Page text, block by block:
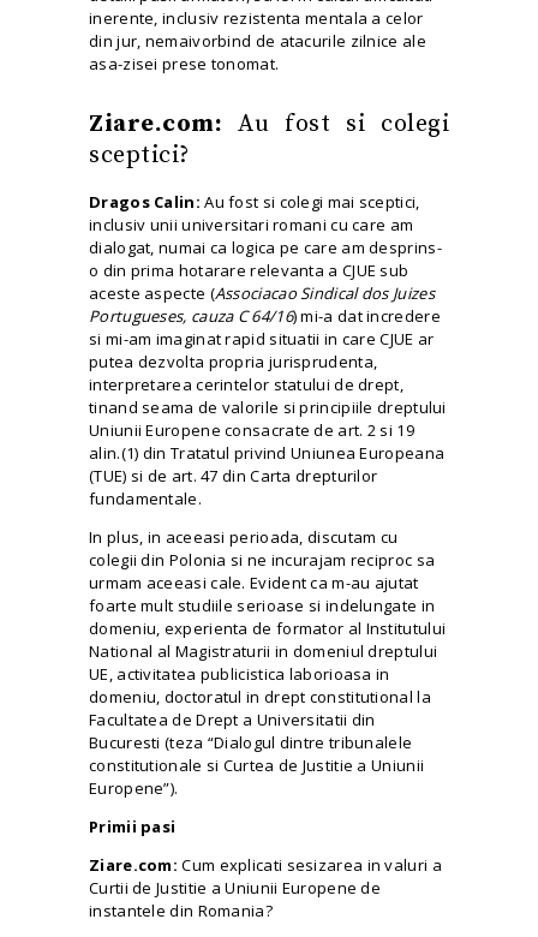
inerente, inclusiv rezistenta mentala a celor
din jur, nemaivorbind de atacurile zilnice ale
asa-zisei prese tonomat.
Ziare.com: Au fost si colegi
sceptici?
Dragos Calin: Au fost si colegi mai sceptici,
inclusiv unii universitari romani cu care am
dialogat, numai ca logica pe care am desprins-
o din prima hotarare relevanta a CJUE sub
aceste aspecte (Associacao Sindical dos Juizes
Portugueses, cauza C 64/16) mi-a dat incredere
si mi-am imaginat rapid situatii in care CJUE ar
putea dezvolta propria jurisprudenta,
interpretarea cerintelor statului de drept,
tinand seama de valorile si principiile dreptului
Uniunii Europene consacrate de art. 2 si 19
alin.(1) din Tratatul privind Uniunea Europeana
(TUE) si de art. 47 din Carta drepturilor
fundamentale.
In plus, in aceeasi perioada, discutam cu
colegii din Polonia si ne incurajam reciproc sa
urmam aceeasi cale. Evident ca m-au ajutat
foarte mult studiile serioase si indelungate in
domeniu, experienta de formator al Institutului
National al Magistraturii in domeniul dreptului
UE, activitatea publicistica laborioasa in
domeniu, doctoratul in drept constitutional la
Facultatea de Drept a Universitatii din
Bucuresti (teza “Dialogul dintre tribunalele
constitutionale si Curtea de Justitie a Uniunii
Europene”).
Primii pasi
Ziare.com: Cum explicati sesizarea in valuri a
Curtii de Justitie a Uniunii Europene de
instantele din Romania?